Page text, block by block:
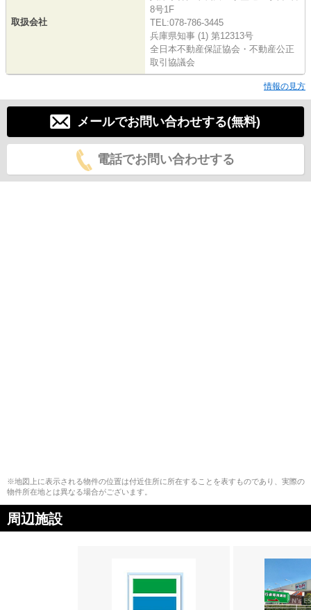
取扱会社
8号1F
TEL:078-786-3445
兵庫県知事 (1) 第12313号
全日本不動産保証協会・不動産公正
取引協議会
情報の見方
メールでお問い合わせする(無料)
電話でお問い合わせする
※地図上に表示される物件の位置は付近住所に所在することを表すものであり、実際の
物件所在地とは異なる場合がございます。
周辺施設